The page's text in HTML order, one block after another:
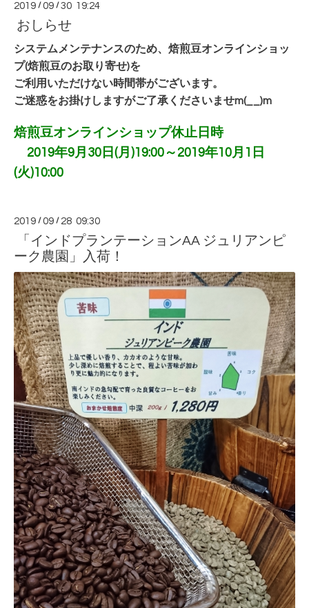
2019 /09 /30 19:24
おしらせ
システムメンテナンスのため、焙煎豆オンラインショッ
プ(焙煎豆のお取り寄せ)を
ご利用いただけない時間帯がございます。
ご迷惑をお掛けしますがご了承くださいませm(__)m
焙煎豆オンラインショップ休止日時
2019年9月30日(月)19:00～2019年10月1日
(火)10:00
2019 /09 / 28 09:30
「インドプランテーションAA ジュリアンピ
ーク農園」入荷！